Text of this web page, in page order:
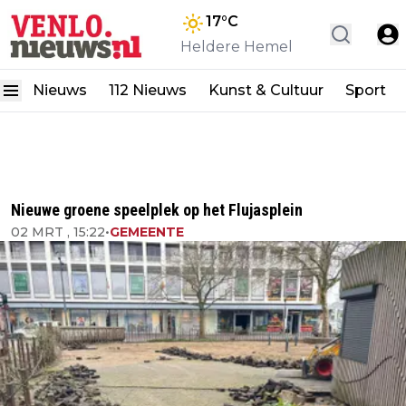
17°C
Heldere Hemel
Nieuws 112 Nieuws Kunst & Cultuur Sport
Nieuwe groene speelplek op het Flujasplein
02 MRT , 15:22•GEMEENTE